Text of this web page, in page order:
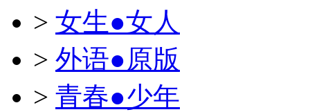
> 女生●女人
> 外语●原版
> 青春●少年